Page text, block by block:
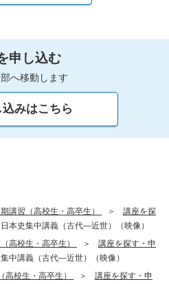
申し込む
へ移動します
みはこちら
講習（高校生・高卒生）
講座を探
日本史集中講義（古代―近世）（映像）
高校生・高卒生）
講座を探す・申
中講義（古代―近世）（映像）
高校生・高卒生）
講座を探す・申